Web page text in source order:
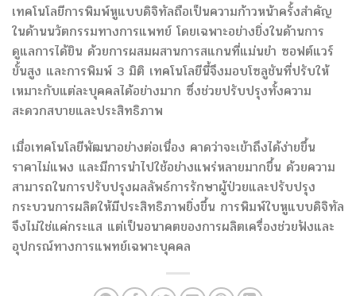
เทคโนโลยีการพิมพ์หูแบบดิจิทัลถือเป็นความก้าวหน้าครั้งสำคัญ
ในด้านนวัตกรรมทางการแพทย์ โดยเฉพาะอย่างยิ่งในด้านการ
ดูแลการได้ยิน ด้วยการผสมผสานการสแกนที่แม่นยำ ซอฟต์แวร์
ขั้นสูง และการพิมพ์ 3 มิติ เทคโนโลยีนี้จึงมอบโซลูชันที่ปรับให้
เหมาะกับแต่ละบุคคลได้อย่างมาก ซึ่งช่วยปรับปรุงทั้งความ
สะดวกสบายและประสิทธิภาพ
เมื่อเทคโนโลยีพัฒนาอย่างต่อเนื่อง คาดว่าจะเข้าถึงได้ง่ายขึ้น
ราคาไม่แพง และมีการนำไปใช้อย่างแพร่หลายมากขึ้น ด้วยความ
สามารถในการปรับปรุงผลลัพธ์การรักษาผู้ป่วยและปรับปรุง
กระบวนการผลิตให้มีประสิทธิภาพยิ่งขึ้น การพิมพ์ใบหูแบบดิจิทัล
จึงไม่ใช่แค่กระแส แต่เป็นอนาคตของการผลิตเครื่องช่วยฟังและ
อุปกรณ์ทางการแพทย์เฉพาะบุคคล